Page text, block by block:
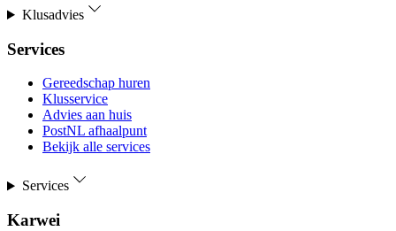
Klusadvies
Services
Gereedschap huren
Klusservice
Advies aan huis
PostNL afhaalpunt
Bekijk alle services
Services
Karwei